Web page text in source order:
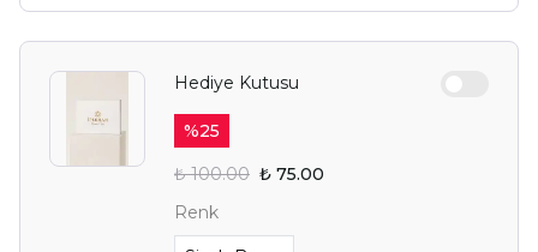
Hediye Kutusu
%25
₺ 100.00 ₺ 75.00
Renk